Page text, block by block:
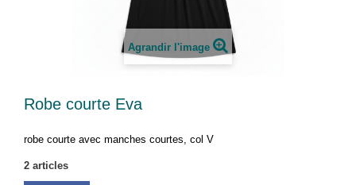
Agrandir l'image
Robe courte Eva
robe courte avec manches courtes, col V
2 articles